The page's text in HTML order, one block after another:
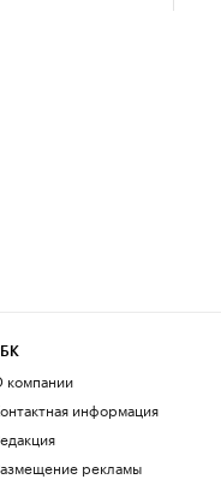
компании
информация
рекламы